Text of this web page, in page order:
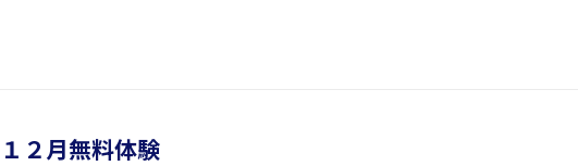
１２月無料体験